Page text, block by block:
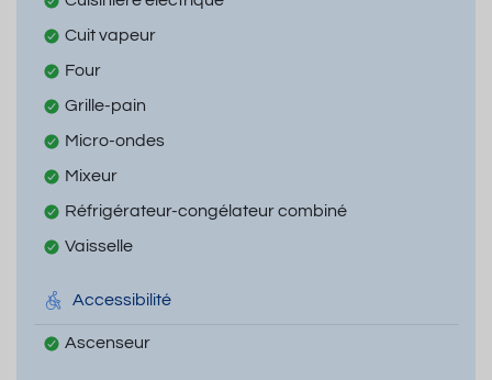
Cuit vapeur
Four
Grille-pain
Micro-ondes
Mixeur
Réfrigérateur-congélateur combiné
Vaisselle
Accessibilité
Ascenseur